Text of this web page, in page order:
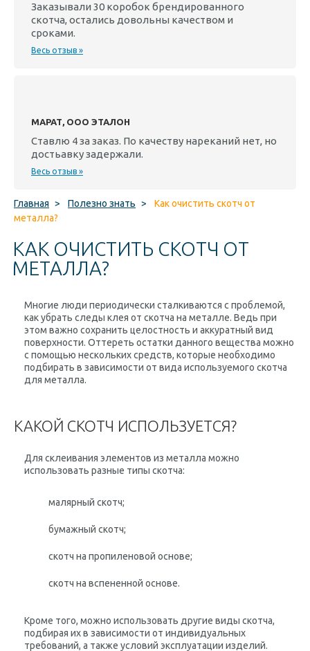
Заказывали 30 коробок брендированного
скотча, остались довольны качеством и
сроками.
Весь отзыв »
МАРАТ, ООО ЭТАЛОН
Ставлю 4 за заказ. По качеству нареканий нет, но
достьавку задержали.
Весь отзыв »
Главная > Полезно знать >
Как очистить скотч от
металла?
КАК ОЧИСТИТЬ СКОТЧ ОТ
МЕТАЛЛА?
Многие люди периодически сталкиваются с проблемой,
как убрать следы клея от скотча на металле. Ведь при
этом важно сохранить целостность и аккуратный вид
поверхности. Оттереть остатки данного вещества можно
с помощью нескольких средств, которые необходимо
подбирать в зависимости от вида используемого скотча
для металла.
КАКОЙ СКОТЧ ИСПОЛЬЗУЕТСЯ?
Для склеивания элементов из металла можно
использовать разные типы скотча:
малярный скотч;
бумажный скотч;
скотч на пропиленовой основе;
скотч на вспененной основе.
Кроме того, можно использовать другие виды скотча,
подбирая их в зависимости от индивидуальных
требований, а также условий эксплуатации изделий.